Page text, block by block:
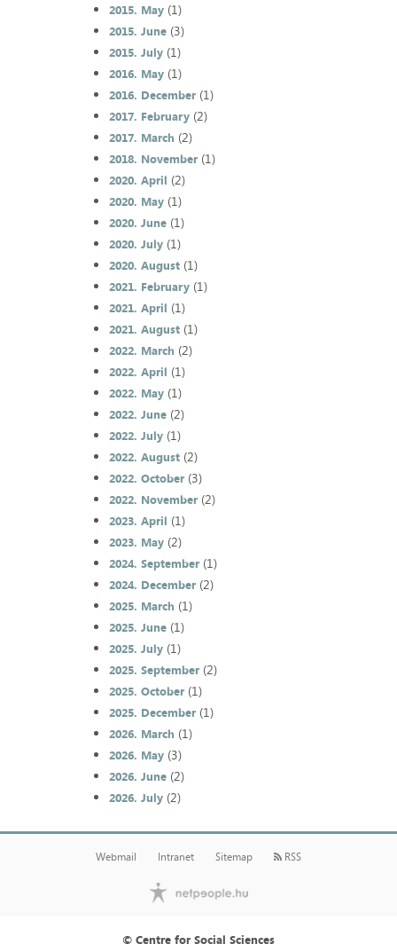
2015. May(1)
2015. June(3)
2015. July(1)
2016. May(1)
2016. December(1)
2017. February(2)
2017. March (2)
2018. November(1)
2020. April (2)
2020. May(1)
2020. June(1)
2020. July(1)
2020. August(1)
2021. February(1)
2021. April (1)
2021. August(1)
2022. March (2)
2022. April (1)
2022. May(1)
2022. June(2)
2022. July(1)
2022. August(2)
2022. October(3)
2022. November(2)
2023. April (1)
2023. May(2)
2024. September(1)
2024. December(2)
2025. March (1)
2025. June(1)
2025. July(1)
2025. September(2)
2025. October(1)
2025. December(1)
2026. March (1)
2026. May(3)
2026. June(2)
2026. July(2)
Webmail Intranet Sitemap RSS
© Centre for Social Sciences